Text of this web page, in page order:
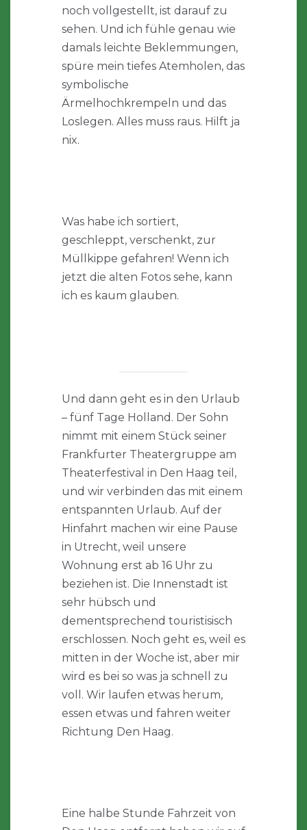
noch vollgestellt, ist darauf zu
sehen. Und ich fühle genau wie
damals leichte Beklemmungen,
spüre mein tiefes Atemholen, das
symbolische
Ärmelhochkrempeln und das
Loslegen. Alles muss raus. Hilft ja
nix.
Was habe ich sortiert,
geschleppt, verschenkt, zur
Müllkippe gefahren! Wenn ich
jetzt die alten Fotos sehe, kann
ich es kaum glauben.
Und dann geht es in den Urlaub
– fünf Tage Holland. Der Sohn
nimmt mit einem Stück seiner
Frankfurter Theatergruppe am
Theaterfestival in Den Haag teil,
und wir verbinden das mit einem
entspannten Urlaub. Auf der
Hinfahrt machen wir eine Pause
in Utrecht, weil unsere
Wohnung erst ab 16 Uhr zu
beziehen ist. Die Innenstadt ist
sehr hübsch und
dementsprechend touristisisch
erschlossen. Noch geht es, weil es
mitten in der Woche ist, aber mir
wird es bei so was ja schnell zu
voll. Wir laufen etwas herum,
essen etwas und fahren weiter
Richtung Den Haag.
Eine halbe Stunde Fahrzeit von